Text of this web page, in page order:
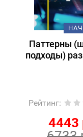
Паттерны
подходы)
Рейтинг:
4443